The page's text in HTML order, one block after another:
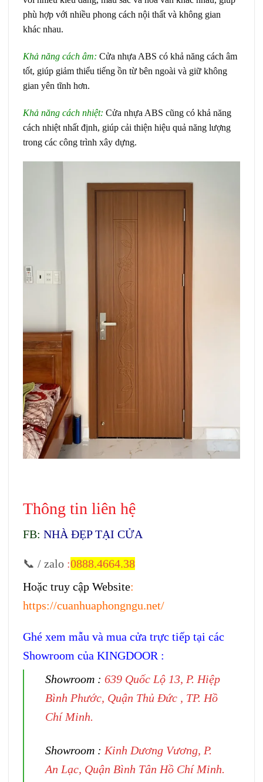
phù hợp với nhiều phong cách nội thất và không gian
khác nhau.
Khả năng cách âm: Cửa nhựa ABS có khả năng cách âm
tốt, giúp giảm thiểu tiếng ồn từ bên ngoài và giữ không
gian yên tĩnh hơn.
Khả năng cách nhiệt: Cửa nhựa ABS cũng có khả năng
cách nhiệt nhất định, giúp cải thiện hiệu quả năng lượng
trong các công trình xây dựng.
Thông tin liên hệ
FB: NHÀ ĐẸP TẠI CỬA
📞 / zalo :0888.4664.38
Hoặc truy cập Website:
https://cuanhuaphongngu.net/
Ghé xem mẫu và mua cửa trực tiếp tại các
Showroom của KINGDOOR :
Showroom : 639 Quốc Lộ 13, P. Hiệp
Bình Phước, Quận Thủ Đức , TP. Hồ
Chí Minh.
Showroom : Kinh Dương Vương, P.
An Lạc, Quận Bình Tân Hồ Chí Minh.